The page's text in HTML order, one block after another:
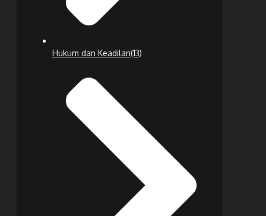
Hukum dan Keadilan(13)